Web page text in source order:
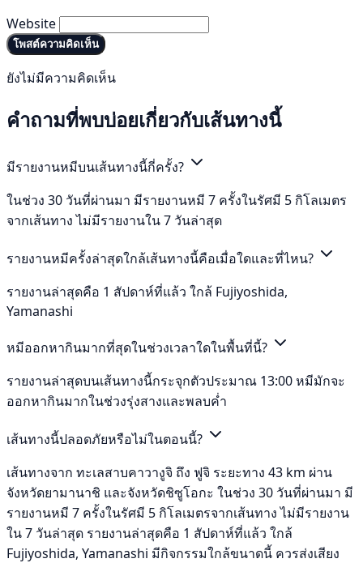
Website
โพสต์ความคิดเห็น
ยังไม่มีความคิดเห็น
คำถามที่พบบ่อยเกี่ยวกับเส้นทางนี้
มีรายงานหมีบนเส้นทางนี้กี่ครั้ง?
ในช่วง 30 วันที่ผ่านมา มีรายงานหมี 7 ครั้งในรัศมี 5 กิโลเมตร
จากเส้นทาง ไม่มีรายงานใน 7 วันล่าสุด
รายงานหมีครั้งล่าสุดใกล้เส้นทางนี้คือเมื่อใดและที่ไหน?
รายงานล่าสุดคือ 1 สัปดาห์ที่แล้ว ใกล้ Fujiyoshida,
Yamanashi
หมีออกหากินมากที่สุดในช่วงเวลาใดในพื้นที่นี้?
รายงานล่าสุดบนเส้นทางนี้กระจุกตัวประมาณ 13:00 หมีมักจะ
ออกหากินมากในช่วงรุ่งสางและพลบค่ำ
เส้นทางนี้ปลอดภัยหรือไม่ในตอนนี้?
เส้นทางจาก ทะเลสาบคาวางูจิ ถึง ฟูจิ ระยะทาง 43 km ผ่าน
จังหวัดยามานาชิ และจังหวัดชิซูโอกะ ในช่วง 30 วันที่ผ่านมา มี
รายงานหมี 7 ครั้งในรัศมี 5 กิโลเมตรจากเส้นทาง ไม่มีรายงาน
ใน 7 วันล่าสุด รายงานล่าสุดคือ 1 สัปดาห์ที่แล้ว ใกล้
Fujiyoshida, Yamanashi มีกิจกรรมใกล้ขนาดนี้ ควรส่งเสียง